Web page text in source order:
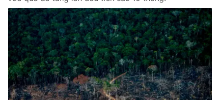
Nhân vật
Khán giả
Giải sao mai
Điện ảnh
Âm nhạc
Sao
Đời sống
Du lịch
Làm đẹp
Chất lượng cuộc sống
Giáo dục
Tuyển sinh
Học trực tuyến
Công nghệ
Hitech Công nghệ tương lai